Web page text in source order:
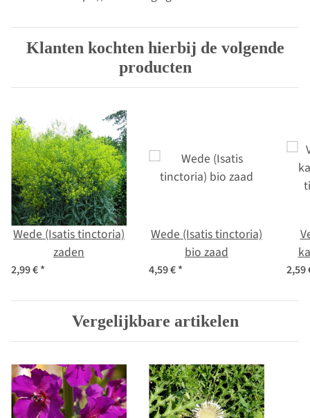
Klanten kochten hierbij de volgende
producten
Wede (Isatis tinctoria)
zaden
2,99 €*
Wede (Isatis tinctoria)
bio zaad
4,59 €* 2,59
Vergelijkbare artikelen